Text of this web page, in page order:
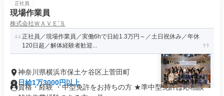
正社員
現場作業員
株式会社ＷＡＶＥ’Ｓ
正社員／現場作業員／実働6hで日給1.3万円～／土日祝休み／年休
120日超／解体経験者歓迎...
神奈川県横浜市保土ケ谷区上菅田町
日給1万3000円以上
資格・経験 ・中型免許をお持ちの方 ★準中型免許は応相談 ・